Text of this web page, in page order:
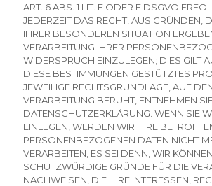
ART. 6 ABS. 1 LIT. E ODER F DSGVO
JEDERZEIT DAS RECHT, AUS GRÜNDEN,
IHRER BESONDEREN SITUATION
VERARBEITUNG IHRER
WIDERSPRUCH EINZULEGEN; DIES GILT
DIESE BESTIMMUNGEN GESTÜTZTES
JEWEILIGE RECHTSGRUNDLAGE, AUF
VERARBEITUNG BERUHT, ENTNEHMEN
DATENSCHUTZERKLÄRUNG. WENN SIE
EINLEGEN, WERDEN WIR IHRE
PERSONENBEZOGENEN DATEN NICHT
VERARBEITEN, ES SEI DENN, WIR
SCHUTZWÜRDIGE GRÜNDE FÜR DIE
NACHWEISEN, DIE IHRE INTERESSEN,